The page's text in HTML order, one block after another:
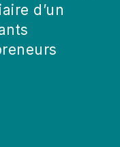
d’un